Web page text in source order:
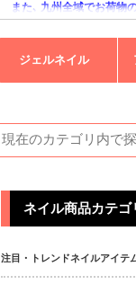
また､ 九州全域でお荷物
ご不便をおかけいたしま
ジェルネイル
ネイル商品カテゴ
注目・トレンドネイルアイテ